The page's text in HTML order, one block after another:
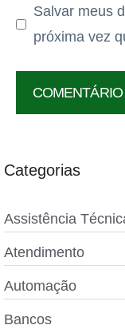
Salvar meus
próxima vez
Categorias
Assistência
Atendimento
Automação
Bancos